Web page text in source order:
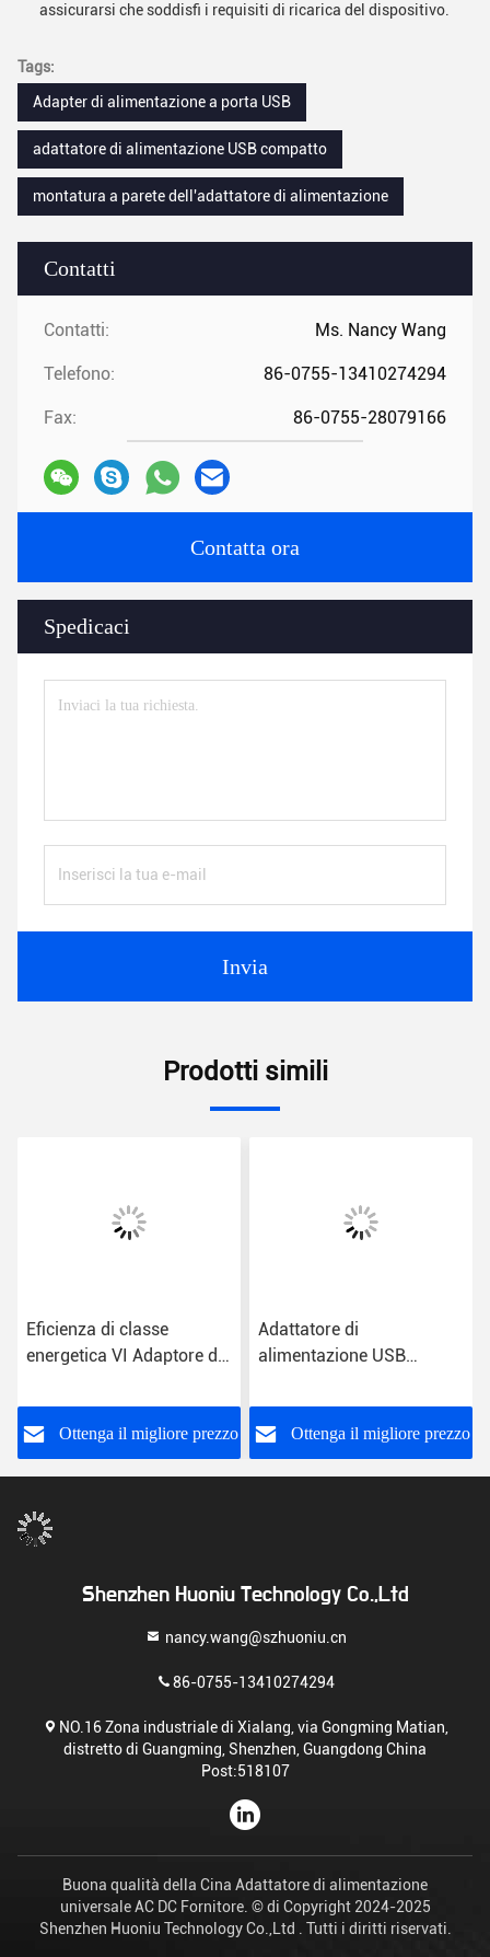
Contatti
Contatti: Ms. Nancy Wang
Telefono: 86-0755-13410274294
Fax: 86-0755-28079166
Contatta ora
Spedicaci
Invia
assicurarsi che soddisfi i requisiti di ricarica del dispositivo.
Tags:
Adapter di alimentazione a porta USB
adattatore di alimentazione USB compatto
montatura a parete dell'adattatore di alimentazione
Prodotti simili
Eficienza di classe
energetica VI Adaptore di
USB con ingresso CA per
uso universale
Ottenga il migliore prezzo
Adattatore di
alimentazione USB
energetica VI
Ottenga il migliore prezzo
Shenzhen Huoniu Technology Co.,Ltd
nancy.wang@szhuoniu.cn
86-0755-13410274294
NO.16 Zona industriale di Xialang, via Gongming Matian,
distretto di Guangming, Shenzhen, Guangdong China
Post:518107
Buona qualità della Cina Adattatore di alimentazione
universale AC DC Fornitore. © di Copyright 2024-2025
Shenzhen Huoniu Technology Co.,Ltd . Tutti i diritti riservati.